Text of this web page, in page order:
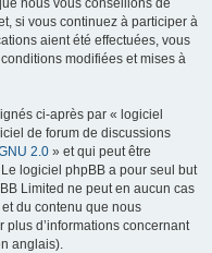
nous vous conseillons de
si vous continuez à participer à
aient été effectuées, vous
modifiées et mises à
ci-après par « logiciel
de forum de discussions
2.0 » et qui peut être
logiciel phpBB a pour seul but
Limited ne peut en aucun cas
du contenu que nous
plus d’informations concernant
anglais).